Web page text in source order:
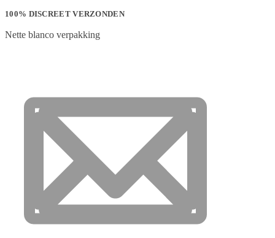
100% DISCREET VERZONDEN
Nette blanco verpakking